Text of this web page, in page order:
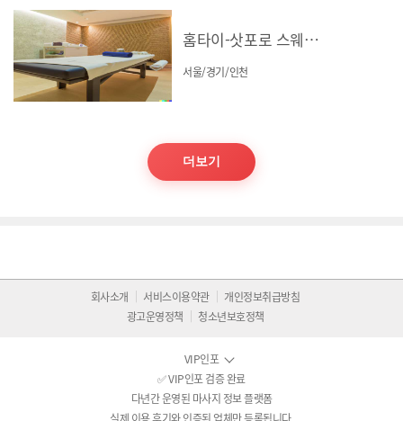
홈타이-삿포로 스웨디시
서울/경기/인천
더보기
회사소개 서비스이용약관
개인정보취급방침
광고운영정책
청소년보호정책
VIP인포
✅ VIP인포 검증 완료
다년간 운영된 마사지 정보 플랫폼